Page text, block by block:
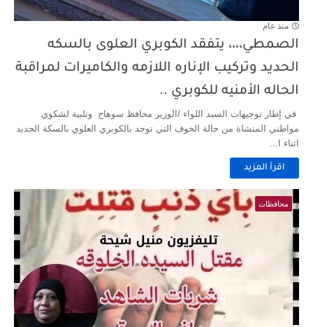
منذ عام
الصمطي،،،، يتفقد الكوبري العلوى بالسكه
الحديد وتركيب الإناره اللازمه والكاميرات لمراقبة
الحاله الأمنيه للكوبري ..
في إطار توجيهات السيد اللواء /الوزير محافظ سوهاج وتلبية لشكوي
مواطني المنشاة من حالة الخوف التي توجد بالكوبري العلوي بالسكة الحديد
اثناء ا...
اقرأ المزيد
محافظات